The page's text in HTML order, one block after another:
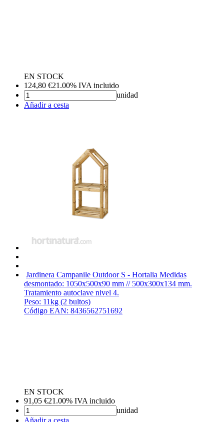
EN STOCK
124,80 €21.00% IVA incluido
unidad
Añadir a cesta
Jardinera Campanile Outdoor S - Hortalia Medidas
desmontado: 1050x500x90 mm // 500x300x134 mm.
Tratamiento autoclave nivel 4.
Peso: 11kg (2 bultos)
Código EAN: 8436562751692
EN STOCK
91,05 €21.00% IVA incluido
unidad
Añadir a cesta